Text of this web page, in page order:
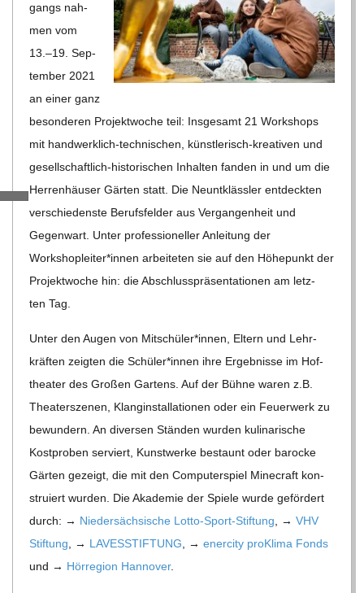
G
O
L
D
S
C
H
M
D
T
S
gangs nah­
men vom
13.–19. Sep­
tem­ber 2021
an einer ganz
beson­de­ren Pro­jekt­wo­che teil: Ins­ge­samt 21 Work­shops
mit hand­werk­lich-tech­ni­schen, künst­le­risch-krea­ti­ven und
gesell­schaft­lich-his­to­ri­schen Inhal­ten fan­den in und um die
Her­ren­häu­ser Gär­ten statt. Die Neunt­kläss­ler ent­deck­ten
ver­schie­denste Berufs­fel­der aus Ver­gan­gen­heit und
Gegen­wart. Unter pro­fes­sio­nel­ler Anlei­tung der
Workshopleiter*innen arbei­te­ten sie auf den Höhe­punkt der
Pro­jekt­wo­che hin: die Abschluss­prä­sen­ta­tio­nen am letz­
ten Tag.
Unter den Augen von Mitschüler*innen, Eltern und Lehr­
kräf­ten zeig­ten die Schüler*innen ihre Ergeb­nisse im Hof­
thea­ter des Gro­ßen Gar­tens. Auf der Bühne waren z.B.
Thea­ter­sze­nen, Klang­in­stal­la­tio­nen oder ein Feu­er­werk zu
bewun­dern. An diver­sen Stän­den wur­den kuli­na­ri­sche
Kost­pro­ben ser­viert, Kunst­werke bestaunt oder baro­cke
Gär­ten gezeigt, die mit den Com­pu­ter­spiel Mine­craft kon­
stru­iert wur­den. Die Aka­de­mie der Spiele wurde geför­dert
durch: → Nie­der­säch­si­sche Lotto-Sport-Stif­tung , → VHV
Stif­tung , → LAVESSTIFTUNG , → ener­city pro­Klima Fonds
und → Hör­re­gion Han­no­ver.